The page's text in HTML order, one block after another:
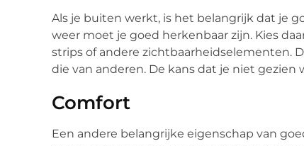
Als je buiten werkt, is het belangrijk dat je
weer moet je goed herkenbaar zijn. Kies
strips of andere zichtbaarheidselementen.
die van anderen. De kans dat je niet
Comfort
Een andere belangrijke eigenschap van